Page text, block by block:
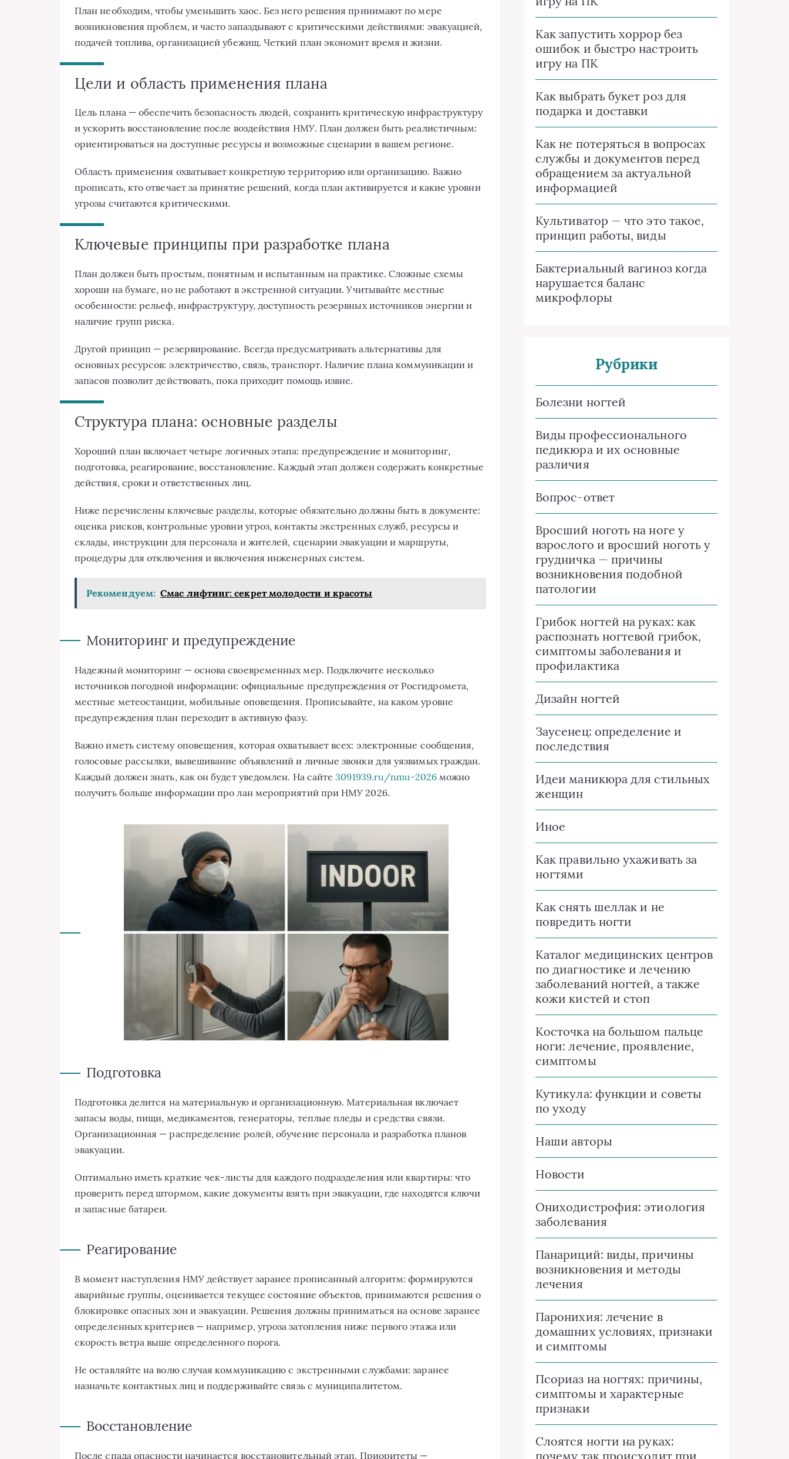
План необходим, чтобы уменьшить хаос. Без него решения принимают по мере
возникновения проблем, и часто запаздывают с критическими действиями: эвакуацией,
подачей топлива, организацией убежищ. Четкий план экономит время и жизни.
Цели и область применения плана
Цель плана — обеспечить безопасность людей, сохранить критическую инфраструктуру
и ускорить восстановление после воздействия НМУ. План должен быть реалистичным:
ориентироваться на доступные ресурсы и возможные сценарии в вашем регионе.
Область применения охватывает конкретную территорию или организацию. Важно
прописать, кто отвечает за принятие решений, когда план активируется и какие уровни
угрозы считаются критическими.
Ключевые принципы при разработке плана
План должен быть простым, понятным и испытанным на практике. Сложные схемы
хороши на бумаге, но не работают в экстренной ситуации. Учитывайте местные
особенности: рельеф, инфраструктуру, доступность резервных источников энергии и
наличие групп риска.
Другой принцип — резервирование. Всегда предусматривать альтернативы для
основных ресурсов: электричество, связь, транспорт. Наличие плана коммуникации и
запасов позволит действовать, пока приходит помощь извне.
Структура плана: основные разделы
Хороший план включает четыре логичных этапа: предупреждение и мониторинг,
подготовка, реагирование, восстановление. Каждый этап должен содержать конкретные
действия, сроки и ответственных лиц.
Ниже перечислены ключевые разделы, которые обязательно должны быть в документе:
оценка рисков, контрольные уровни угроз, контакты экстренных служб, ресурсы и
склады, инструкции для персонала и жителей, сценарии эвакуации и маршруты,
процедуры для отключения и включения инженерных систем.
Рекомендуем: Смас лифтинг: секрет молодости и красоты
Мониторинг и предупреждение
Надежный мониторинг — основа своевременных мер. Подключите несколько
источников погодной информации: официальные предупреждения от Росгидромета,
местные метеостанции, мобильные оповещения. Прописывайте, на каком уровне
предупреждения план переходит в активную фазу.
Важно иметь систему оповещения, которая охватывает всех: электронные сообщения,
голосовые рассылки, вывешивание объявлений и личные звонки для уязвимых граждан.
Каждый должен знать, как он будет уведомлен. На сайте3091939.ru/nmu-2026можно
получить больше информации про лан мероприятий при НМУ 2026.
Подготовка
Подготовка делится на материальную и организационную. Материальная включает
запасы воды, пищи, медикаментов, генераторы, теплые пледы и средства связи.
Организационная — распределение ролей, обучение персонала и разработка планов
эвакуации.
Оптимально иметь краткие чек-листы для каждого подразделения или квартиры: что
проверить перед штормом, какие документы взять при эвакуации, где находятся ключи
и запасные батареи.
Реагирование
В момент наступления НМУ действует заранее прописанный алгоритм: формируются
аварийные группы, оценивается текущее состояние объектов, принимаются решения о
блокировке опасных зон и эвакуации. Решения должны приниматься на основе заранее
определенных критериев — например, угроза затопления ниже первого этажа или
скорость ветра выше определенного порога.
Не оставляйте на волю случая коммуникацию с экстренными службами: заранее
назначьте контактных лиц и поддерживайте связь с муниципалитетом.
Восстановление
После спада опасности начинается восстановительный этап. Приоритеты —
Как запустить хоррор без
ошибок и быстро настроить
игру на ПК
Как выбрать букет роз для
подарка и доставки
Как не потеряться в вопросах
службы и документов перед
обращением за актуальной
информацией
Культиватор — что это такое,
принцип работы, виды
Бактериальный вагиноз когда
нарушается баланс
микрофлоры
Рубрики
Болезни ногтей
Виды профессионального
педикюра и их основные
различия
Вопрос-ответ
Вросший ноготь на ноге у
взрослого и вросший ноготь у
грудничка — причины
возникновения подобной
патологии
Грибок ногтей на руках: как
распознать ногтевой грибок,
симптомы заболевания и
профилактика
Дизайн ногтей
Заусенец: определение и
последствия
Идеи маникюра для стильных
женщин
Иное
Как правильно ухаживать за
ногтями
Как снять шеллак и не
повредить ногти
Каталог медицинских центров
по диагностике и лечению
заболеваний ногтей, а также
кожи кистей и стоп
Косточка на большом пальце
ноги: лечение, проявление,
симптомы
Кутикула: функции и советы
по уходу
Наши авторы
Новости
Ониходистрофия: этиология
заболевания
Панариций: виды, причины
возникновения и методы
лечения
Паронихия: лечение в
домашних условиях, признаки
и симптомы
Псориаз на ногтях: причины,
симптомы и характерные
признаки
Слоятся ногти на руках:
почему так происходит при